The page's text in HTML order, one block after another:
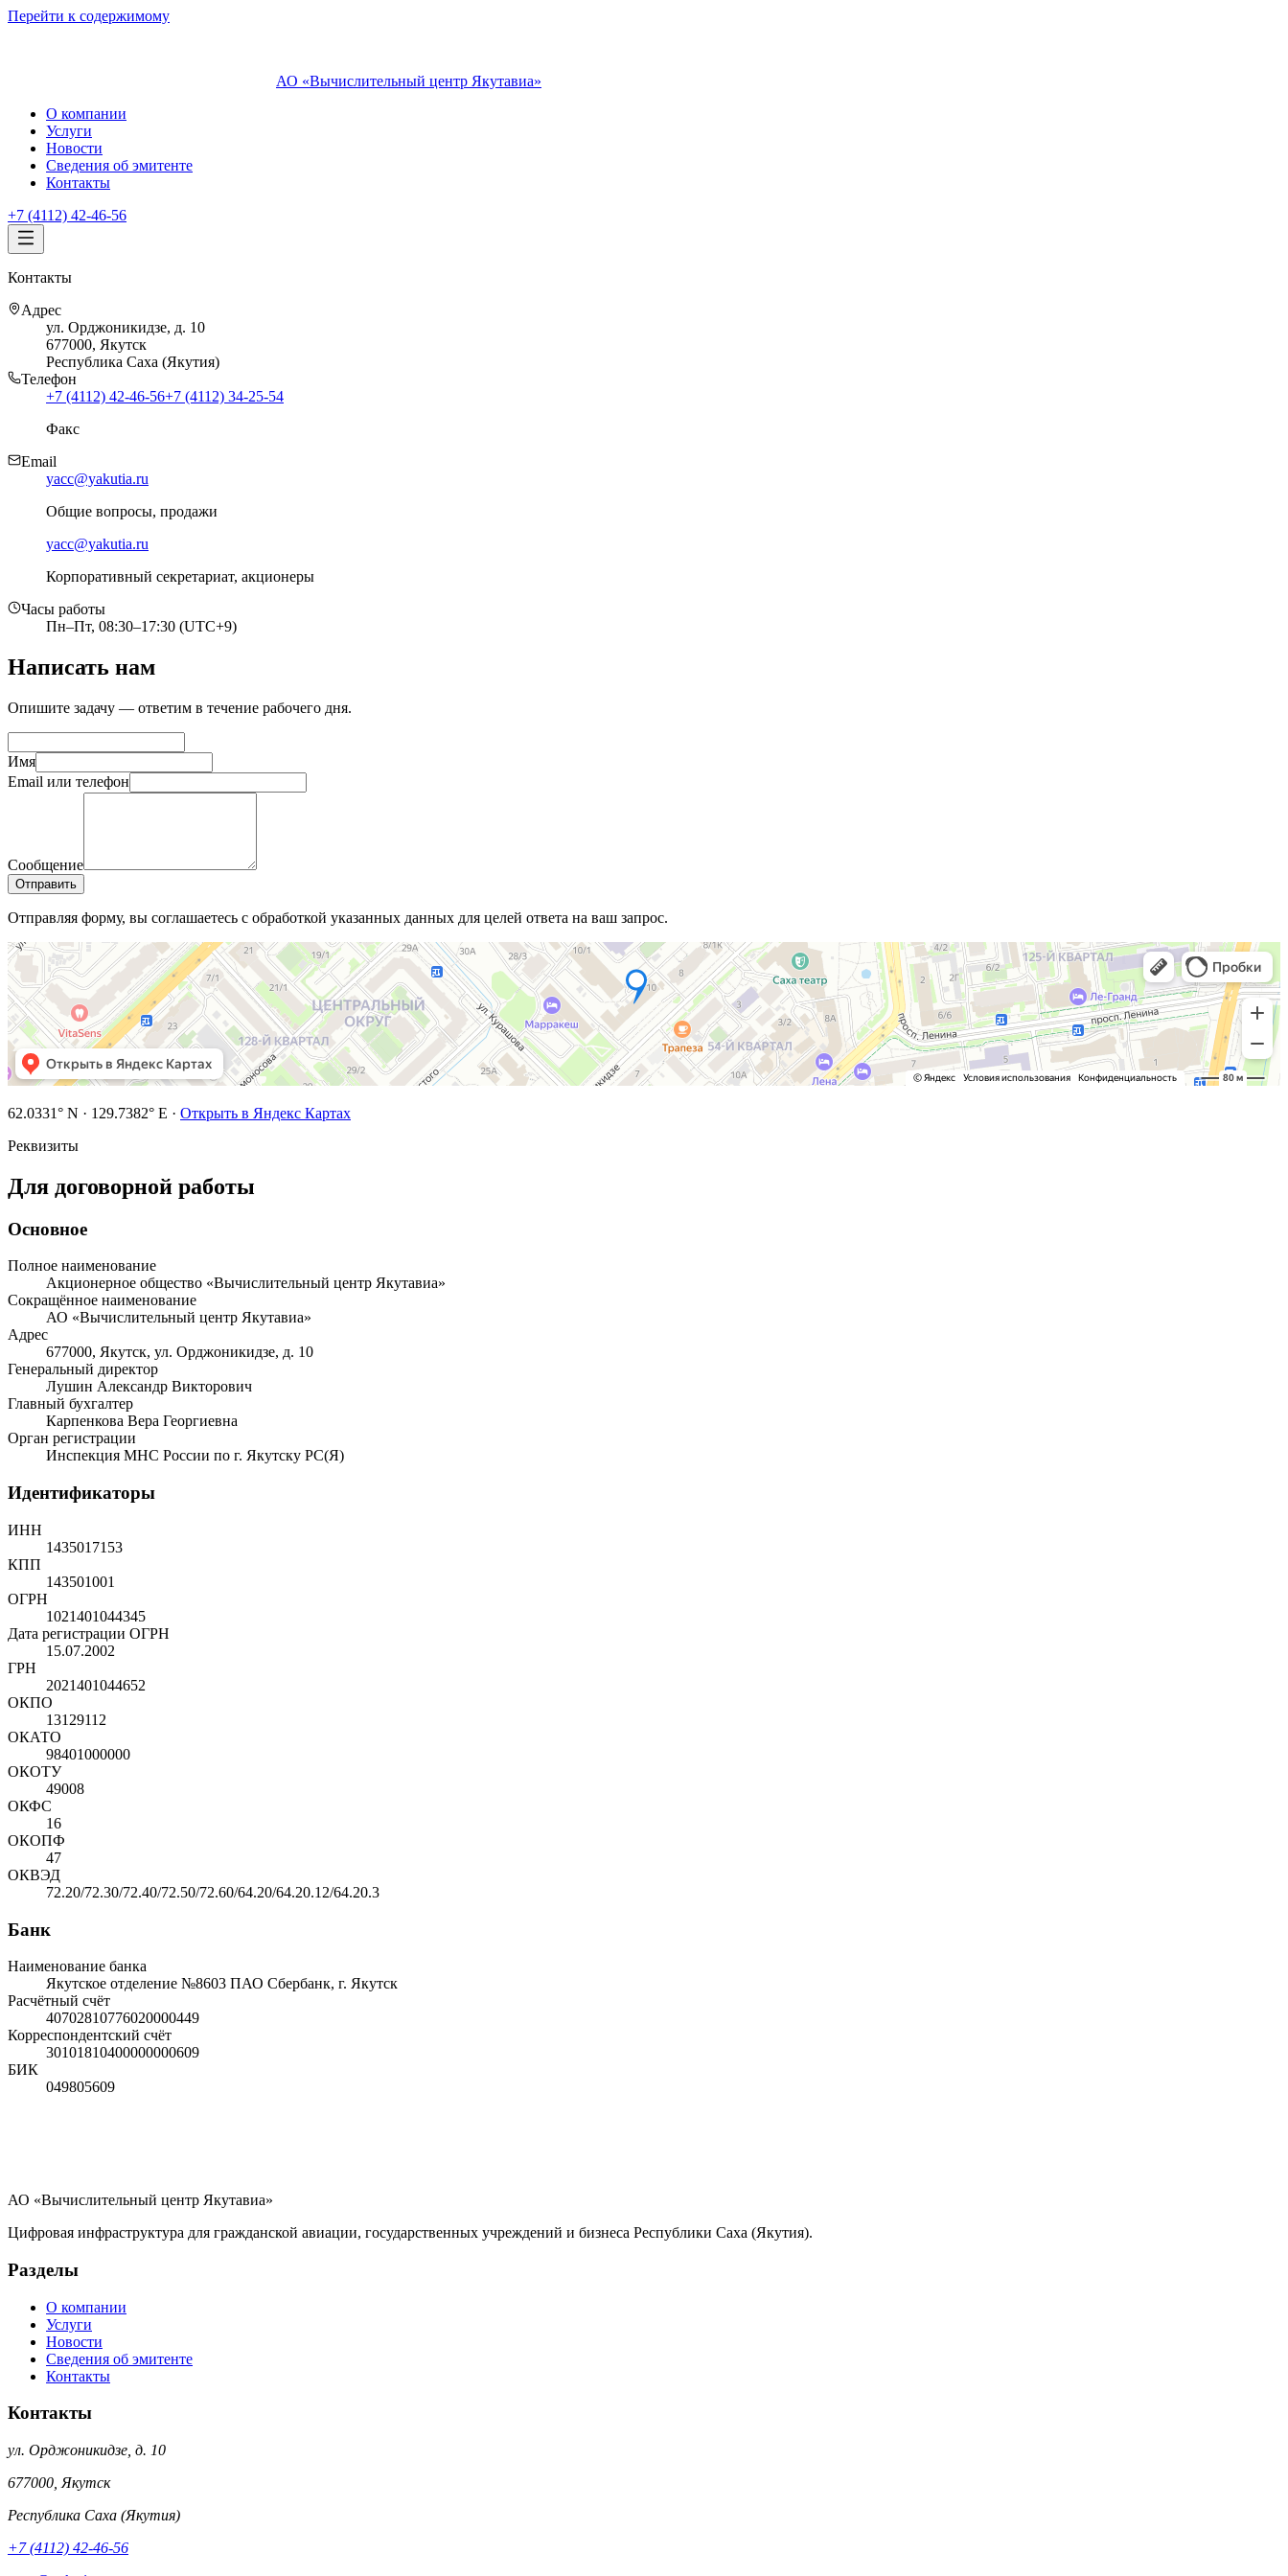
Перейти к содержимому
АО «Вычислительный центр Якутавиа»
О компании
Услуги
Новости
Сведения об эмитенте
Контакты
+7 (4112) 42-46-56
Контакты
Адрес
ул. Орджоникидзе, д. 10
677000, Якутск
Республика Саха (Якутия)
Телефон
+7 (4112) 42-46-56+7 (4112) 34-25-54
Факс
Email
yacc@yakutia.ru
Общие вопросы, продажи
yacc@yakutia.ru
Корпоративный секретариат, акционеры
Часы работы
Пн–Пт, 08:30–17:30 (UTC+9)
Написать нам
Опишите задачу — ответим в течение рабочего дня.
Имя
Email или телефон
Сообщение
Отправить
Отправляя форму, вы соглашаетесь с обработкой указанных данных для целей ответа на ваш запрос.
62.0331° N · 129.7382° E · Открыть в Яндекс Картах
Реквизиты
Для договорной работы
Основное
Полное наименование
Акционерное общество «Вычислительный центр Якутавиа»
Сокращённое наименование
АО «Вычислительный центр Якутавиа»
Адрес
677000, Якутск, ул. Орджоникидзе, д. 10
Генеральный директор
Лушин Александр Викторович
Главный бухгалтер
Карпенкова Вера Георгиевна
Орган регистрации
Инспекция МНС России по г. Якутску РС(Я)
Идентификаторы
ИНН
1435017153
КПП
143501001
ОГРН
1021401044345
Дата регистрации ОГРН
15.07.2002
ГРН
2021401044652
ОКПО
13129112
ОКАТО
98401000000
ОКОТУ
49008
ОКФС
16
ОКОПФ
47
ОКВЭД
72.20/72.30/72.40/72.50/72.60/64.20/64.20.12/64.20.3
Банк
Наименование банка
Якутское отделение №8603 ПАО Сбербанк, г. Якутск
Расчётный счёт
40702810776020000449
Корреспондентский счёт
30101810400000000609
БИК
049805609
АО «Вычислительный центр Якутавиа»
Цифровая инфраструктура для гражданской авиации, государственных учреждений и бизнеса Республики Саха (Якутия).
Разделы
О компании
Услуги
Новости
Сведения об эмитенте
Контакты
Контакты
ул. Орджоникидзе, д. 10
677000 Якутск
Республика Саха (Якутия)
+7 (4112) 42-46-56